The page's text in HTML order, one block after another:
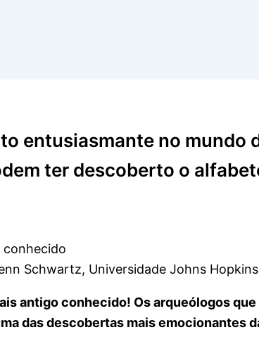
entusiasmante no mundo
ter descoberto o
Schwartz, Universidade Johns Hopkins
antigo conhecido! Os arqueólogos
das descobertas mais emocionantes